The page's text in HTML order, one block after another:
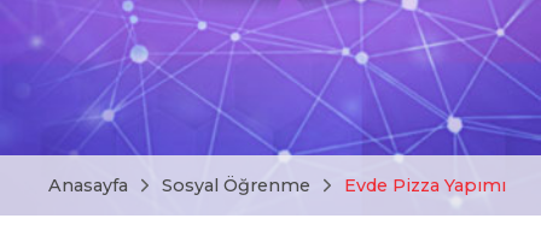
Anasayfa Sosyal Öğrenme Evde Pizza Yapımı